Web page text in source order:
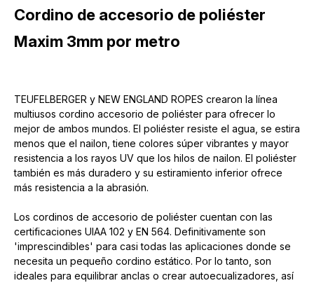
Cordino de accesorio de poliéster
Maxim 3mm por metro
TEUFELBERGER y NEW ENGLAND ROPES crearon la línea
multiusos cordino accesorio de poliéster para ofrecer lo
mejor de ambos mundos. El poliéster resiste el agua, se estira
menos que el nailon, tiene colores súper vibrantes y mayor
resistencia a los rayos UV que los hilos de nailon. El poliéster
también es más duradero y su estiramiento inferior ofrece
más resistencia a la abrasión.
Los cordinos de accesorio de poliéster cuentan con las
certificaciones UIAA 102 y EN 564. Definitivamente son
'imprescindibles' para casi todas las aplicaciones donde se
necesita un pequeño cordino estático. Por lo tanto, son
ideales para equilibrar anclas o crear autoecualizadores, así